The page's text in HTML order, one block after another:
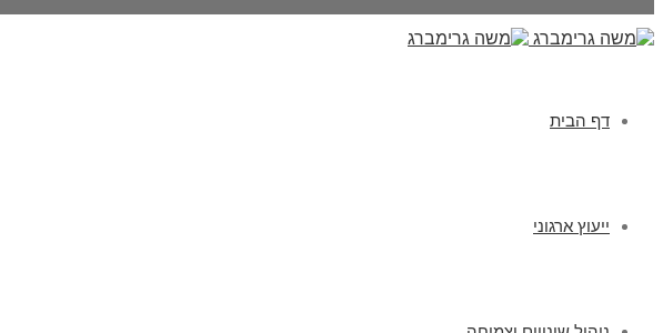
דף הבית
ייעוץ ארגוני